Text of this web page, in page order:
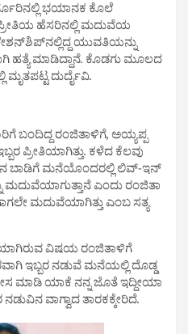
ಭಯಾನಕ ಕೊಲೆ
ಹೆಸರಿನಲ್ಲಿ ಮದುವೆಯ
ಯುವತಿಯನ್ನು
ಹತ್ಯೆ ಮಾಡಿದ್ದಾನೆ. ಕೊಡಗು ಮೂಲದ
ದುರ್ದೈವಿ.
ಬಂದಿದ್ದ ರಂಜಿತಾಳಿಗೆ, ಅಯ್ಯಪ್ಪ
ಪ್ರೀತಿಯಾಗಿತ್ತು. ಕಳೆದ ಕೆಲವು
ಬಾಡಿಗೆ ಮನೆಯೊಂದರಲ್ಲಿ ಲಿವ್-ಇನ್
ಮದುವೆಯಾಗುತ್ತಾನೆ ಎಂದು ರಂಜಿತಾ
ಮದುವೆಯಾಗಿತ್ತು ಎಂಬ ಸತ್ಯ
ವಿಷಯ ರಂಜಿತಾಳಿಗೆ
ಇಬ್ಬರ ನಡುವೆ ಮನೆಯಲ್ಲಿ ದೊಡ್ಡ
ಮಾಡಿ ಯಾಕೆ ನನ್ನ ಜೊತೆ ಇದ್ದೀಯಾ
ವಾಗ್ವಾದ ತಾರಕಕ್ಕೇರಿದೆ.